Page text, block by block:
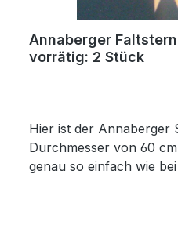
Annaberger
vorrätig: 2 Stück
Hier ist der Annaberger
Durchmesser von 60
genau so einfach wie